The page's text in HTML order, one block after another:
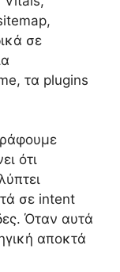
σε
τα plugins
ότι
σε intent
Όταν αυτά
αποκτά